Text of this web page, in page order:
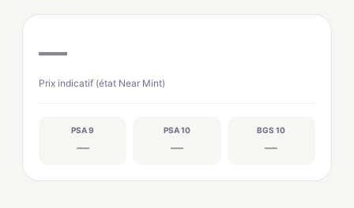
—
Prix indicatif (état Near Mint)
PSA 9
—
PSA 10
—
BGS 10
—